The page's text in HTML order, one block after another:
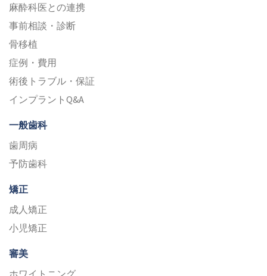
麻酔科医との連携
事前相談・診断
骨移植
症例・費用
術後トラブル・保証
インプラントQ&A
一般歯科
歯周病
予防歯科
矯正
成人矯正
小児矯正
審美
ホワイトニング